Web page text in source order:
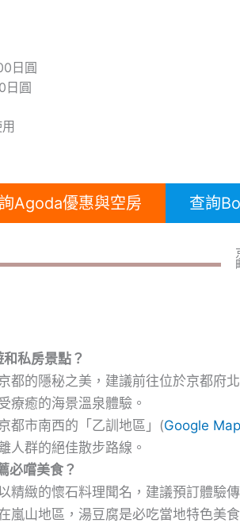
日圓
日圓
Agoda優惠與空房 查詢
私房景點？
都的隱秘之美，建議前往位於京都府
療癒的海景溫泉體驗。
都市南西的「乙訓地區」(Google Map
人群的絕佳散步路線。
必嚐美食？
精緻的懷石料理聞名，建議預訂體驗
嵐山地區，湯豆腐是必吃當地特色美食